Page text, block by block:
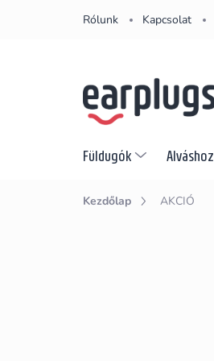
Rólunk Kapcsolat
Füldugók Alváshoz
Kezdőlap AKCIÓ